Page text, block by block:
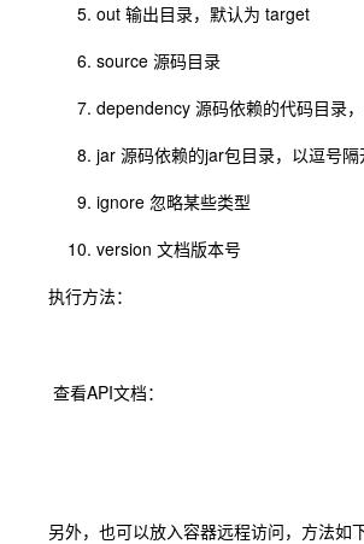
out 输出目录，默认为 target
source 源码目录
dependency 源码依赖的代码目录
jar 源码依赖的jar包目录，以逗号隔
ignore 忽略某些类型
version 文档版本号
执行方法：
查看API文档：
另外，也可以放入容器远程访问，方法如下